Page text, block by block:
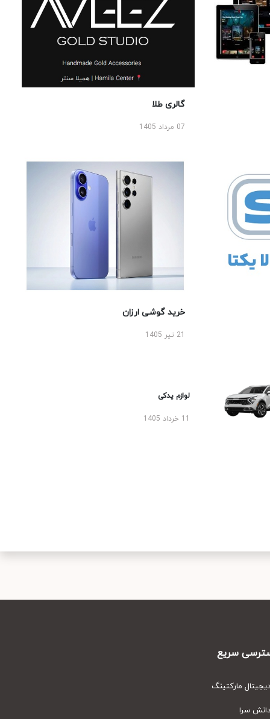
گالری طلا
07 مرداد 1405
خرید گوشی ارزان
لوازم یدکی
سریع
مارکتینگ
سرا